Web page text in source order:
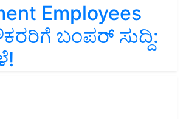
Employees
ಬಂಪರ್‌ ಸುದ್ದಿ: